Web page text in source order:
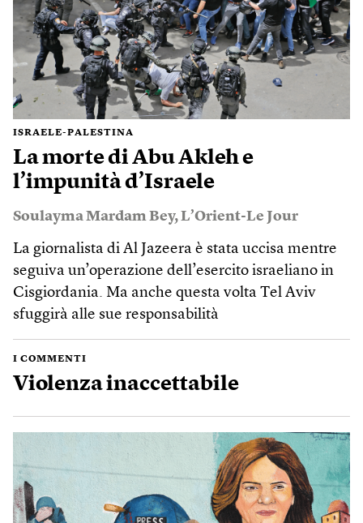
ISRAELE-PALESTINA
La morte di Abu Akleh e
l’impunità d’Israele
Soulayma Mardam Bey,L’Orient-Le Jour
La giornalista di Al Jazeera è stata uccisa mentre
seguiva un’operazione dell’esercito israeliano in
Cisgiordania. Ma anche questa volta Tel Aviv
sfuggirà alle sue responsabilità
I COMMENTI
Violenza inaccettabile